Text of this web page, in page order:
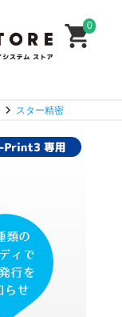
0
スター精密